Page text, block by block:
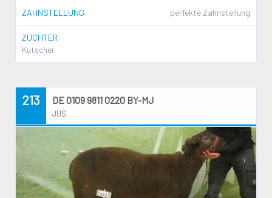
ZAHNSTELLUNG
perfekte Zahnstellung
ZÜCHTER
Kutscher
213 DE 0109 9811 0220 BY-MJ
JUS